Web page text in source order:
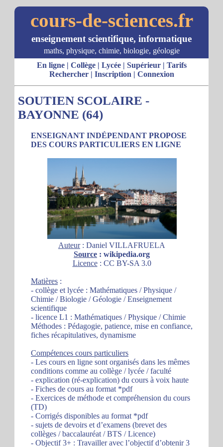
cours-de-sciences.fr
enseignement scientifique, informatique
maths, physique, chimie, biologie, géologie
En ligne| Collège| Lycée| Supérieur| Tarifs
Rechercher| Inscription | Connexion
SOUTIEN SCOLAIRE -
BAYONNE (64)
ENSEIGNANT INDÉPENDANT PROPOSE
DES COURS PARTICULIERS EN LIGNE
Auteur: Daniel VILLAFRUELA
Source : wikipedia.org
Licence: CC BY-SA 3.0
Matières :
- collège et lycée : Mathématiques / Physique /
Chimie / Biologie / Géologie / Enseignement
scientifique
- licence L1 : Mathématiques / Physique / Chimie
Méthodes : Pédagogie, patience, mise en confiance,
fiches récapitulatives, dynamisme
Compétences cours particuliers
- Les cours en ligne sont organisés dans les mêmes
conditions comme au collège / lycée / faculté
- explication (ré-explication) du cours à voix haute
- Fiches de cours au format *pdf
- Exercices de méthode et compréhension du cours
(TD)
- Corrigés disponibles au format *pdf
- sujets de devoirs et d’examens (brevet des
collèges / baccalauréat / BTS / Licence)
- Objectif 3+ : Travailler avec l’objectif d’obtenir 3